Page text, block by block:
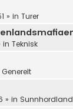
» in Turer
in Teknisk
Generelt
» in Sunnhordland